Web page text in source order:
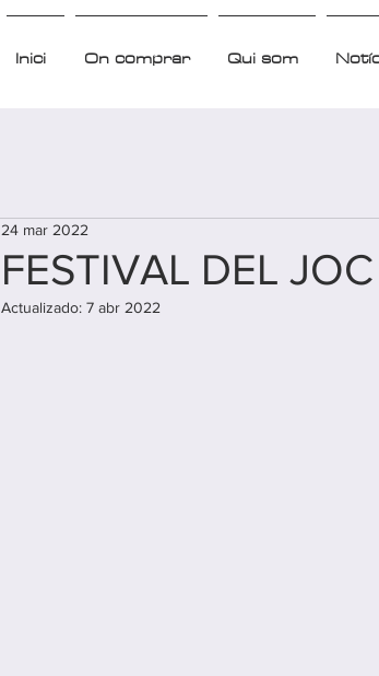
Inici On comprar Qui som
FESTIVAL DEL
24 mar 2022
Actualizado: 7 abr 2022